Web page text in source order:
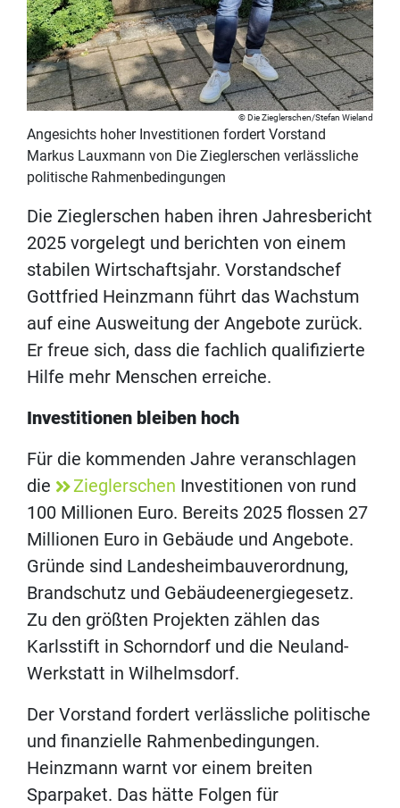
Die Zieglerschen/Stefan Wieland
Angesichts hoher Investitionen fordert Vorstand
Markus Lauxmann von Die Zieglerschen verlässliche
politische Rahmenbedingungen
Die Zieglerschen haben ihren Jahresbericht
2025 vorgelegt und berichten von einem
stabilen Wirtschaftsjahr. Vorstandschef
Gottfried Heinzmann führt das Wachstum
auf eine Ausweitung der Angebote zurück.
Er freue sich, dass die fachlich qualifizierte
Hilfe mehr Menschen erreiche.
Investitionen bleiben hoch
Für die kommenden Jahre veranschlagen
die
Zieglerschen Investitionen von rund
100 Millionen Euro. Bereits 2025 flossen 27
Millionen Euro in Gebäude und Angebote.
Gründe sind Landesheimbauverordnung,
Brandschutz und Gebäudeenergiegesetz.
Zu den größten Projekten zählen das
Karlsstift in Schorndorf und die Neuland-
Werkstatt in Wilhelmsdorf.
Der Vorstand fordert verlässliche politische
und finanzielle Rahmenbedingungen.
Heinzmann warnt vor einem breiten
Sparpaket. Das hätte Folgen für